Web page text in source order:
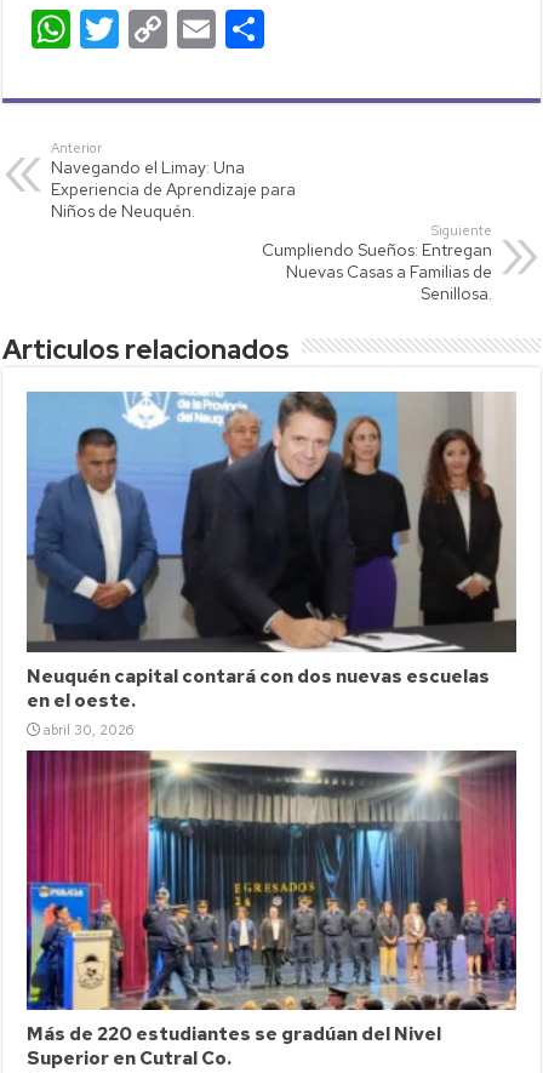
W
at
s
A
p
T
tt
C
p
Li
nk
E
ail m
ar
Anterior
Navegando el Limay: Una
Experiencia de Aprendizaje para
Niños de Neuquén.
Siguiente
Cumpliendo Sueños: Entregan
Nuevas Casas a Familias de
Senillosa.
Articulos relacionados
Neuquén capital contará con dos nuevas escuelas
en el oeste.
abril 30, 2026
Más de 220 estudiantes se gradúan del Nivel
Superior en Cutral Co.